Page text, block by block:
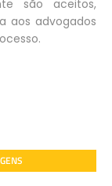
são aceitos,
aos advogados